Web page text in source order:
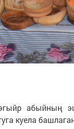
абыйның
куела